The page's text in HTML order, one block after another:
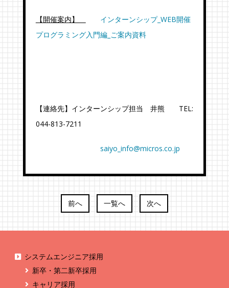
【開催案内】
インターンシップ_WEB開催
プログラミング入門編_ご案内資料
【連絡先】インターンシップ担当 井熊 TEL:
044-813-7211
saiyo_info@micros.co.jp
前へ 一覧へ 次へ
システムエンジニア採用
新卒・第二新卒採用
キャリア採用